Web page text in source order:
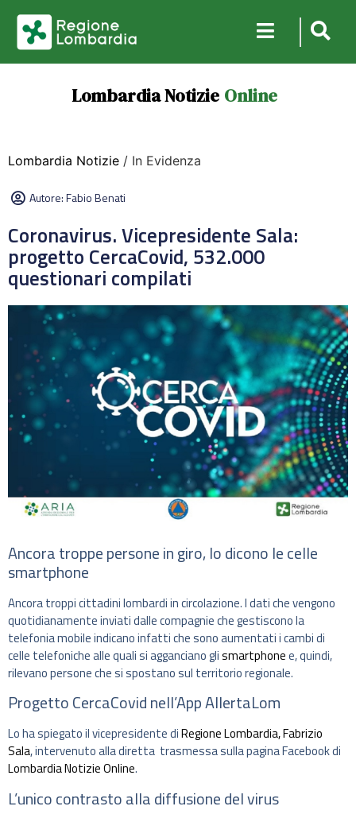
Lombardia Notizie Online
Lombardia Notizie / In Evidenza
Autore:Fabio Benati
Coronavirus. Vicepresidente Sala:
progetto CercaCovid, 532.000
questionari compilati
Ancora troppe persone in giro, lo dicono le celle
smartphone
Ancora troppi cittadini lombardi in circolazione. I dati che vengono
quotidianamente inviati dalle compagnie che gestiscono la
telefonia mobile indicano infatti che sono aumentati i cambi di
celle telefoniche alle quali si agganciano glismartphonee, quindi,
rilevano persone che si spostano sul territorio regionale.
Progetto CercaCovid nell’App AllertaLom
Lo ha spiegato il vicepresidente diRegione Lombardia,Fabrizio
Sala, intervenuto alla diretta trasmessa sulla pagina Facebook di
Lombardia Notizie Online.
L’unico contrasto alla diffusione del virus